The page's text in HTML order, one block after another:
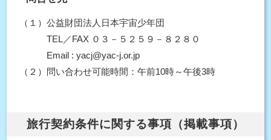
（１）公益財団法人日本宇宙少年団
TEL／FAX ０３－５２５９－８２８０
Email : yacj@yac-j.or.jp
（２）問い合わせ可能時間：午前10時～午後3時
旅行契約条件に関する事項（掲載事項）